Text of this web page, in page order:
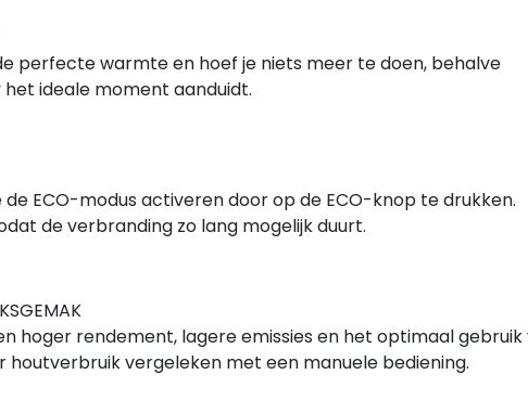
perfecte warmte en hoef je niets meer te doen, behalve
ideale moment aanduidt.
ECO-modus activeren door op de ECO-knop te drukken.
de verbranding zo lang mogelijk duurt.
hoger rendement, lagere emissies en het optimaal
vergeleken met een manuele bediening.